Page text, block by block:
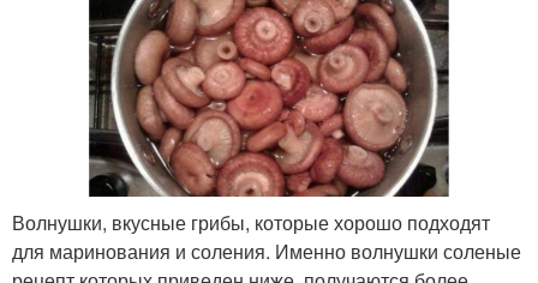
Волнушки, вкусные грибы, которые хорошо подходят
для маринования и соления. Именно волнушки соленые